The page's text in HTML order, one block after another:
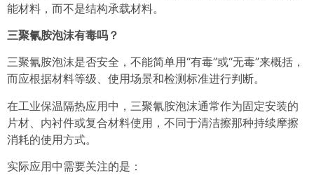
能材料，而不是结构承载材料。
三聚氰胺泡沫有毒吗？
三聚氰胺泡沫是否安全，不能简单用“有毒”或“无毒”来概括，
而应根据材料等级、使用场景和检测标准进行判断。
在工业保温隔热应用中，三聚氰胺泡沫通常作为固定安装的
片材、内衬件或复合材料使用，不同于清洁擦那种持续摩擦
消耗的使用方式。
实际应用中需要关注的是：